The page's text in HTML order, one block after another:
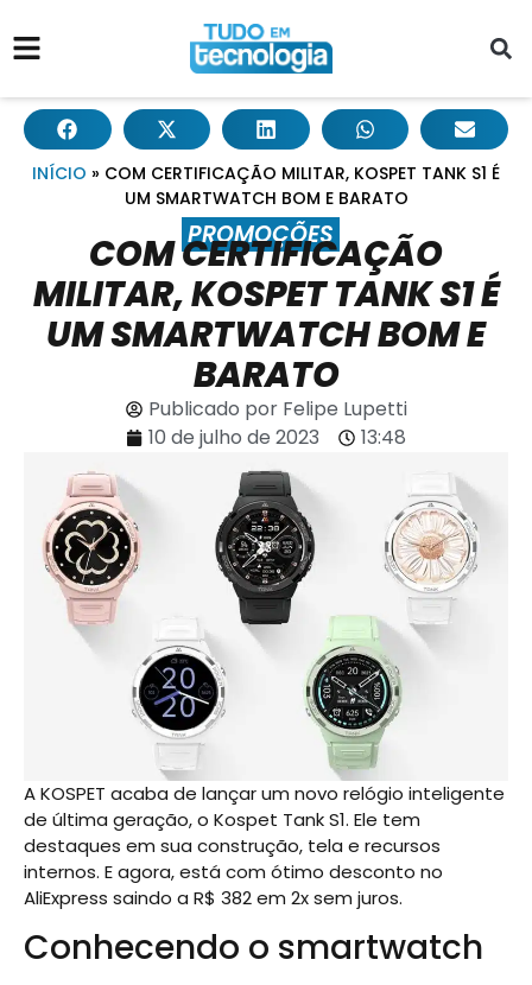
INÍCIO » COM CERTIFICAÇÃO MILITAR, KOSPET TANK S1 É
UM SMARTWATCH BOM E BARATO
PROMOÇÕES
COM CERTIFICAÇÃO
MILITAR, KOSPET TANK S1 É
UM SMARTWATCH BOM E
BARATO
Publicado porFelipe Lupetti
10 de julho de 2023
13:48
A KOSPET acaba de lançar um novo relógio inteligente
de última geração, o Kospet Tank S1. Ele tem
destaques em sua construção, tela e recursos
internos. E agora, está com ótimo desconto no
AliExpress saindo a R$ 382 em 2x sem juros.
Conhecendo o smartwatch